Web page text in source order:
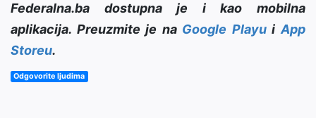
Federalna.ba dostupna je i kao mobilna
aplikacija. Preuzmite je na Google PlayuiApp
Storeu.
Odgovorite ljudima